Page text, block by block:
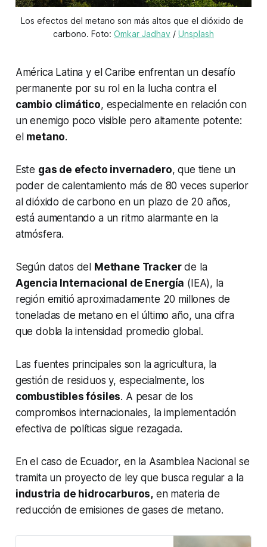
Los efectos del metano son más altos que el dióxido de
carbono. Foto: Omkar Jadhav / Unsplash
América Latina y el Caribe enfrentan un desafío
permanente por su rol en la lucha contra el
cambio climático, especialmente en relación con
un enemigo poco visible pero altamente potente:
el metano.
Este gas de efecto invernadero, que tiene un
poder de calentamiento más de 80 veces superior
al dióxido de carbono en un plazo de 20 años,
está aumentando a un ritmo alarmante en la
atmósfera.
Según datos del Methane Trackerde la
Agencia Internacional de Energía (IEA), la
región emitió aproximadamente 20 millones de
toneladas de metano en el último año, una cifra
que dobla la intensidad promedio global.
Las fuentes principales son la agricultura, la
gestión de residuos y, especialmente, los
combustibles fósiles. A pesar de los
compromisos internacionales, la implementación
efectiva de políticas sigue rezagada.
En el caso de Ecuador, en la Asamblea Nacional se
tramita un proyecto de ley que busca regular a la
industria de hidrocarburos, en materia de
reducción de emisiones de gases de metano.